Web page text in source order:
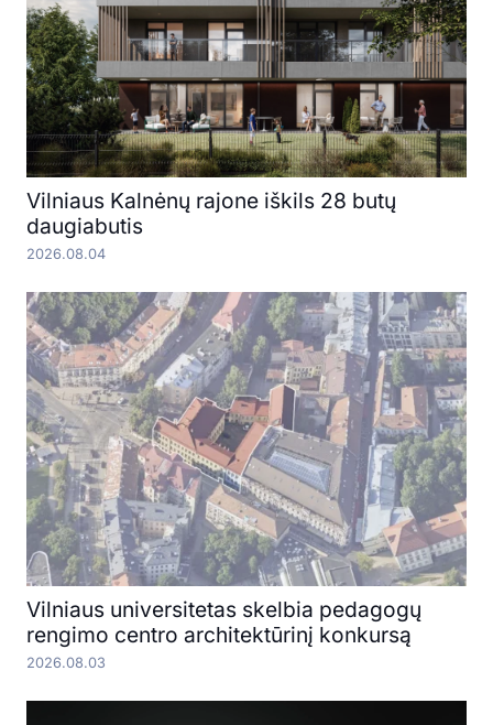
Vilniaus Kalnėnų rajone iškils 28 butų
daugiabutis
2026.08.04
Vilniaus universitetas skelbia pedagogų
rengimo centro architektūrinį konkursą
2026.08.03